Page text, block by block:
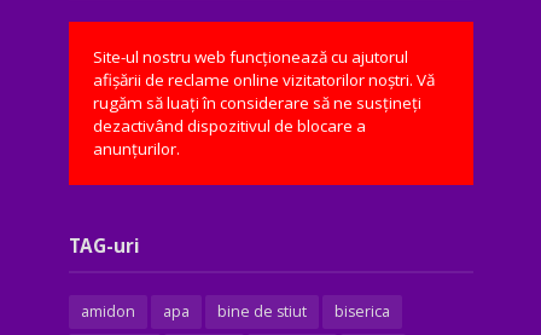
Site-ul nostru web funcționează cu ajutorul
afișării de reclame online vizitatorilor noștri. Vă
rugăm să luați în considerare să ne susțineți
dezactivând dispozitivul de blocare a
anunțurilor.
TAG-uri
amidon apa bine de stiut biserica